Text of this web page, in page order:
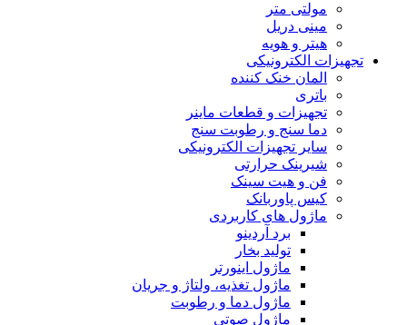
مولتی متر
مینی دریل
هیتر و هویه
تجهیزات الکترونیکی
المان خنک کننده
باتری
تجهیزات و قطعات ماینر
دما سنج و رطوبت سنج
سایر تجهیزات الکترونیکی
شیرینک حرارتی
فن و هیت سینک
کیس پاوربانک
ماژول های کاربردی
برد آردینو
تولید بخار
ماژول اینورتر
ماژول تغذیه، ولتاژ و جریان
ماژول دما و رطوبت
ماژول صوتی